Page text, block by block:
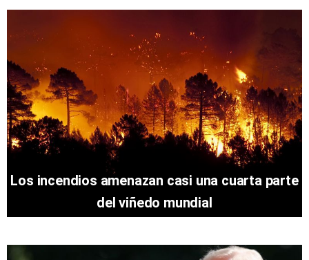
Los incendios amenazan casi una cuarta parte
del viñedo mundial